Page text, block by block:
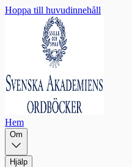
Hoppa till huvudinnehåll
Hem
Om
Hjälp